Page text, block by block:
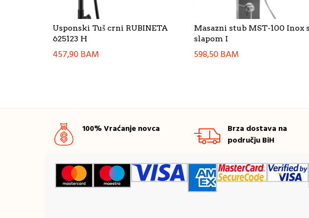
Usponski Tuš crni RUBINETA
625123 H
457,90BAM
Masazni stub MST-100 Inox
slapom I
598,50BAM
100% Vraćanje novca
Brza dostava na
području BiH